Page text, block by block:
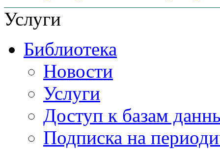
Услуги
Библиотека
Новости
Услуги
Доступ к базам
Подписка на